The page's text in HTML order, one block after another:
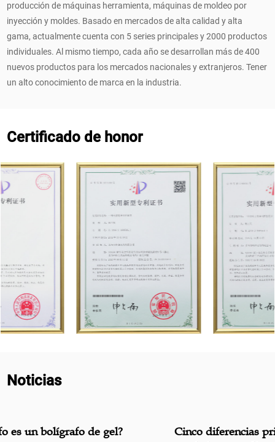
Finalmente, como bolígrafo de gel, este colorido
bolígrafo de gel borrable y giratorio también tiene
las características de uso a largo plazo. A través
del diseño de la estructura mecánica, puede
de la pluma de gel y ahorrar costos para los
usuarios.
En resumen, este colorido bolígrafo de gel borrable
y giratorio con su cuerpo de plástico de alta
calidad, su bonita carcasa de color, su recarga
negra de alta calidad y su cómoda y práctica
función borrable, proporciona a los usuarios una
herramienta de escritura práctica y moderna. Ya
sea en el estudio, el trabajo o la vida, este bolígrafo
escritura agradable y cómoda, este bolígrafo de gel
producción de máquinas herramienta, máquinas de moldeo por
inyección y moldes. Basado en mercados de alta calidad y alta
gama, actualmente cuenta con 5 series principales y 2000 productos
individuales. Al mismo tiempo, cada año se desarrollan más de 400
nuevos productos para los mercados nacionales y extranjeros. Tener
un alto conocimiento de marca en la industria.
Certificado de honor
Noticias
Cinco diferencias principales entre rotuladores y